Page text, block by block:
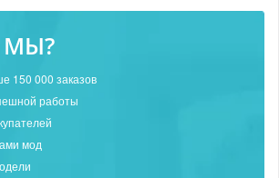
150 000 заказов
работы
мод